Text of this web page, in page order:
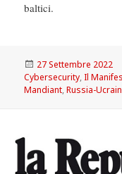
baltici.
Scritto
il
27 Settembre 2022
Cybersecurity,Il
Mandiant,Russia-